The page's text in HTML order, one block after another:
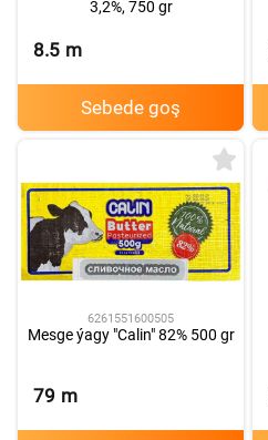
3,2%, 750 gr
8.5 m
Sebede goş
6261551600505
Mesge ýagy "Calin" 82% 500 gr
79 m